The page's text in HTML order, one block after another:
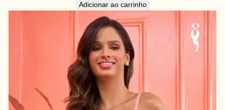
Adicionar ao carrinho